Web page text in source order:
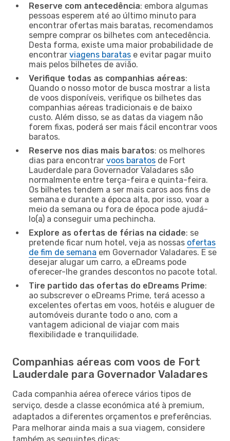
Reserve com antecedência: embora algumas
pessoas esperem até ao último minuto para
encontrar ofertas mais baratas, recomendamos
sempre comprar os bilhetes com antecedência.
Desta forma, existe uma maior probabilidade de
encontrar viagens baratas e evitar pagar muito
mais pelos bilhetes de avião.
Verifique todas as companhias aéreas:
Quando o nosso motor de busca mostrar a lista
de voos disponíveis, verifique os bilhetes das
companhias aéreas tradicionais e de baixo
custo. Além disso, se as datas da viagem não
forem fixas, poderá ser mais fácil encontrar voos
baratos.
Reserve nos dias mais baratos: os melhores
dias para encontrar voos baratos de Fort
Lauderdale para Governador Valadares são
normalmente entre terça-feira e quinta-feira.
Os bilhetes tendem a ser mais caros aos fins de
semana e durante a época alta, por isso, voar a
meio da semana ou fora de época pode ajudá-
lo(a) a conseguir uma pechincha.
Explore as ofertas de férias na cidade: se
pretende ficar num hotel, veja as nossas ofertas
de fim de semana em Governador Valadares. E se
desejar alugar um carro, a eDreams pode
oferecer-lhe grandes descontos no pacote total.
Tire partido das ofertas do eDreams Prime:
ao subscrever o eDreams Prime, terá acesso a
excelentes ofertas em voos, hotéis e aluguer de
automóveis durante todo o ano, com a
vantagem adicional de viajar com mais
flexibilidade e tranquilidade.
Companhias aéreas com voos de Fort
Lauderdale para Governador Valadares
Cada companhia aérea oferece vários tipos de
serviço, desde a classe económica até à premium,
adaptados a diferentes orçamentos e preferências.
Para melhorar ainda mais a sua viagem, considere